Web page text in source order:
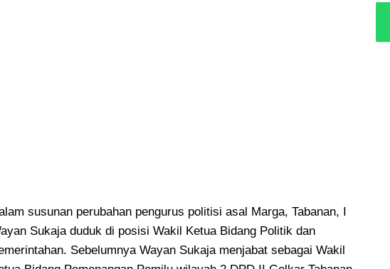
susunan perubahan pengurus politisi asal Marga, Tabanan, I
Sukaja duduk di posisi Wakil Ketua Bidang Politik dan
Sebelumnya Wayan Sukaja menjabat sebagai Wakil